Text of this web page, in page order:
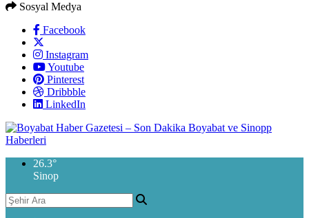
Sosyal Medya
Facebook
Instagram
Youtube
Pinterest
Dribbble
LinkedIn
26.3°
Sinop